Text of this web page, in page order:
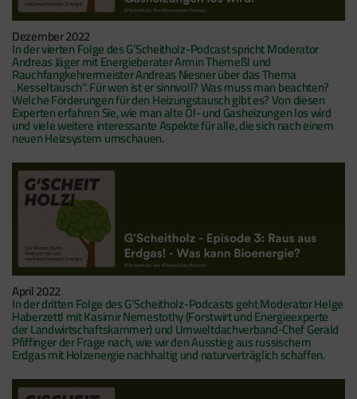
Dezember 2022
In der vierten Folge des G’Scheitholz-Podcast spricht Moderator
Andreas Jäger mit Energieberater Armin Themeßl und
Rauchfangkehrermeister Andreas Niesner über das Thema
„Kesseltausch“. Für wen ist er sinnvoll? Was muss man beachten?
Welche Förderungen für den Heizungstausch gibt es? Von diesen
Experten erfahren Sie, wie man alte Öl- und Gasheizungen los wird
und viele weitere interessante Aspekte für alle, die sich nach einem
neuen Heizsystem umschauen.
April 2022
In der dritten Folge des G’Scheitholz-Podcasts geht Moderator Helge
Haberzettl mit Kasimir Nemestothy (Forstwirt und Energieexperte
der Landwirtschaftskammer) und Umweltdachverband-Chef Gerald
Pfiffinger der Frage nach, wie wir den Ausstieg aus russischem
Erdgas mit Holzenergie nachhaltig und naturverträglich schaffen.